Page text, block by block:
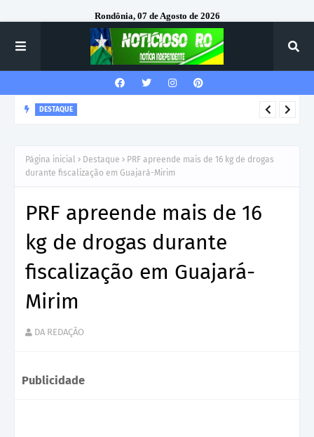
Rondônia, 07 de Agosto de 2026
DESTAQUE
Página inicial Destaque
PRF apreende mais de 16 kg de drogas
durante fiscalização em Guajará-Mirim
PRF apreende mais de 16
kg de drogas durante
fiscalização em Guajará-
Mirim
DA REDAÇÃO
Publicidade